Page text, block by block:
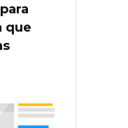
que